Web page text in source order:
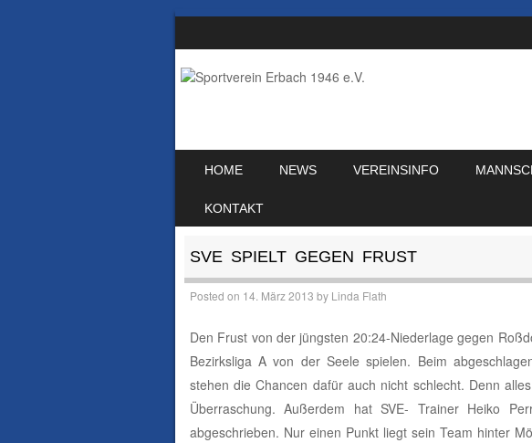
HOME NEWS VEREINSINFO
KONTAKT
SVE SPIELT GEGEN FRUST
Posted on 14. März 2013 by Linda Flath
Den Frust von der jüngsten 20:24-Niederlage gegen
Bezirksliga A von der Seele spielen. Beim
stehen die Chancen dafür auch nicht schlecht. Denn
Überraschung. Außerdem hat SVE- Trainer Heiko
abgeschrieben. Nur einen Punkt liegt sein Team hinter